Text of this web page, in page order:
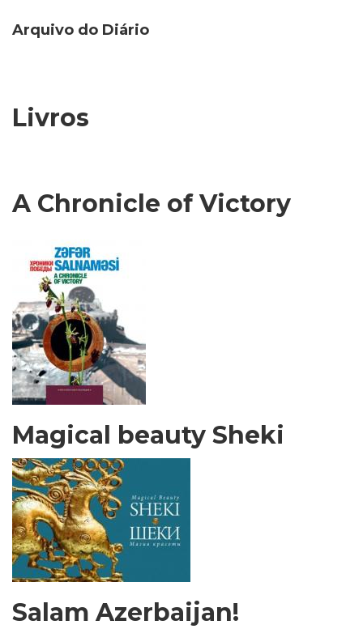
Arquivo do Diário
Livros
A Chronicle of Victory
Magical beauty Sheki
Salam Azerbaijan!